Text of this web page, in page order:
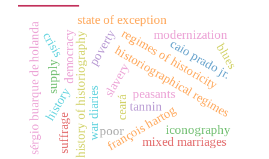
history of historiography historiographical regimes
war diaries
poverty
poor
slavery
democracy
state of exception
history françois hartog
regimes of historicity
peasants
supply
crisis
ceará
mixed marriages
modernization
sérgio buarque de holanda caio prado jr.
iconography
suffrage
tannin
blues